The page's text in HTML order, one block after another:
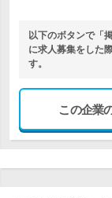
以下のボタンで「
に求人募集をした
す。
この企業